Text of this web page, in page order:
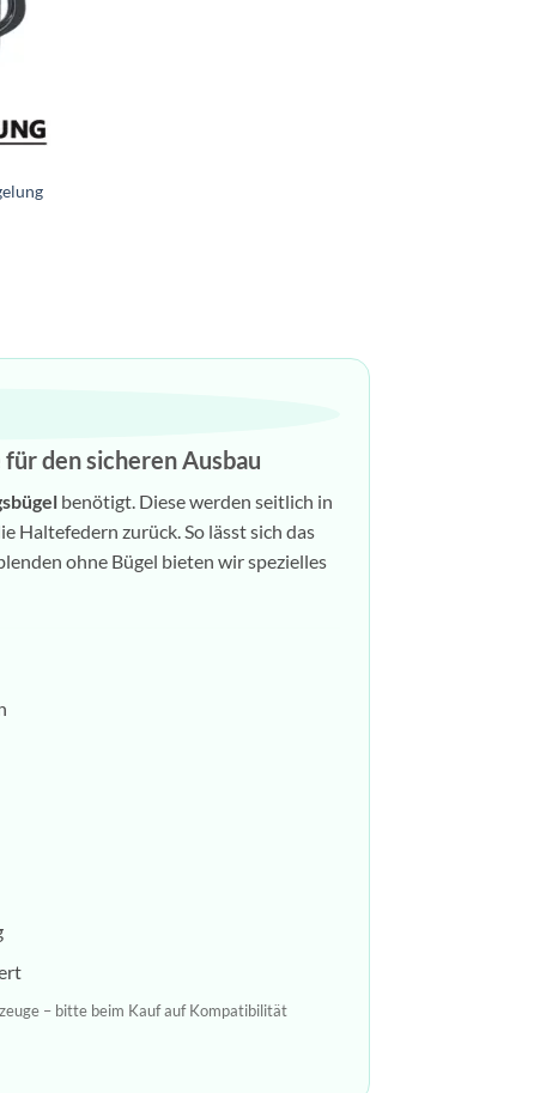
den sicheren Ausbau
benötigt. Diese werden seitlich in
Haltefedern zurück. So lässt sich das
ohne Bügel bieten wir spezielles
– bitte beim Kauf auf Kompatibilität